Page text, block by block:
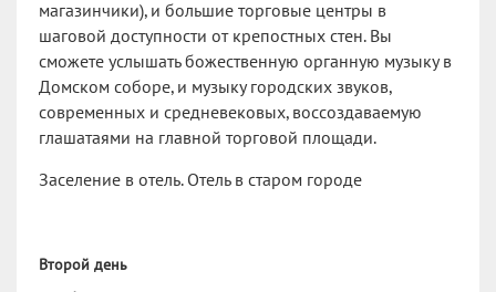
магазинчики), и большие торговые центры в
шаговой доступности от крепостных стен. Вы
сможете услышать божественную органную музыку в
Домском соборе, и музыку городских звуков,
современных и средневековых, воссоздаваемую
глашатаями на главной торговой площади.
Заселение в отель. Отель в старом городе
Второй день